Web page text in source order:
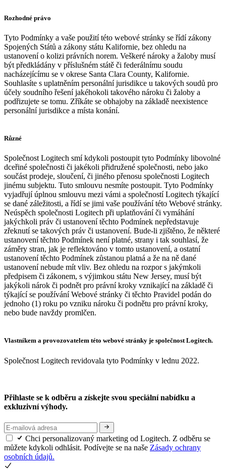
Rozhodné právo
Tyto Podmínky a vaše použití této webové stránky se řídí zákony
Spojených Států a zákony státu Kalifornie, bez ohledu na
ustanovení o kolizi právních norem. Veškeré nároky a žaloby musí
být předkládány v příslušném státě či federálnímu soudu
nacházejícímu se v okrese Santa Clara County, Kalifornie.
Souhlasíte s uplatněním personální jurisdikce u takových soudů pro
účely soudního řešení jakéhokoli takového nároku či žaloby a
podřizujete se tomu. Zříkáte se obhajoby na základě neexistence
personální jurisdikce a místa konání.
Různé
Společnost Logitech smí kdykoli postoupit tyto Podmínky libovolné
dceřiné společnosti či jakékoli přidružené společnosti, nebo jako
součást prodeje, sloučení, či jiného přenosu společnosti Logitech
jinému subjektu. Tuto smlouvu nesmíte postoupit. Tyto Podmínky
vyjadřují úplnou smlouvu mezi vámi a společností Logitech týkající
se dané záležitosti, a řídí se jimi vaše používání této Webové stránky.
Neúspěch společnosti Logitech při uplatňování či vymáhání
jakýchkoli práv či ustanovení těchto Podmínek nepředstavuje
zřeknutí se takových práv či ustanovení. Bude-li zjištěno, že některé
ustanovení těchto Podmínek není platné, strany i tak souhlasí, že
záměry stran, jak je reflektováno v tomto ustanovení, a ostatní
ustanovení těchto Podmínek zůstanou platná a že na ně dané
ustanovení nebude mít vliv. Bez ohledu na rozpor s jakýmkoli
předpisem či zákonem, s výjimkou státu New Jersey, musí být
jakýkoli nárok či podnět pro právní kroky vznikající na základě či
týkající se používání Webové stránky či těchto Pravidel podán do
jednoho (1) roku po vzniku nároku či podnětu pro právní kroky,
nebo bude navždy promlčen.
Vlastníkem a provozovatelem této webové stránky je společnost Logitech.
Společnost Logitech revidovala tyto Podmínky v lednu 2022.
Přihlaste se k odběru a získejte svou speciální nabídku a
exkluzivní výhody.
Chci personalizovaný marketing od Logitech. Z odběru se
můžete kdykoli odhlásit. Podívejte se na naše Zásady ochrany
osobních údajů.